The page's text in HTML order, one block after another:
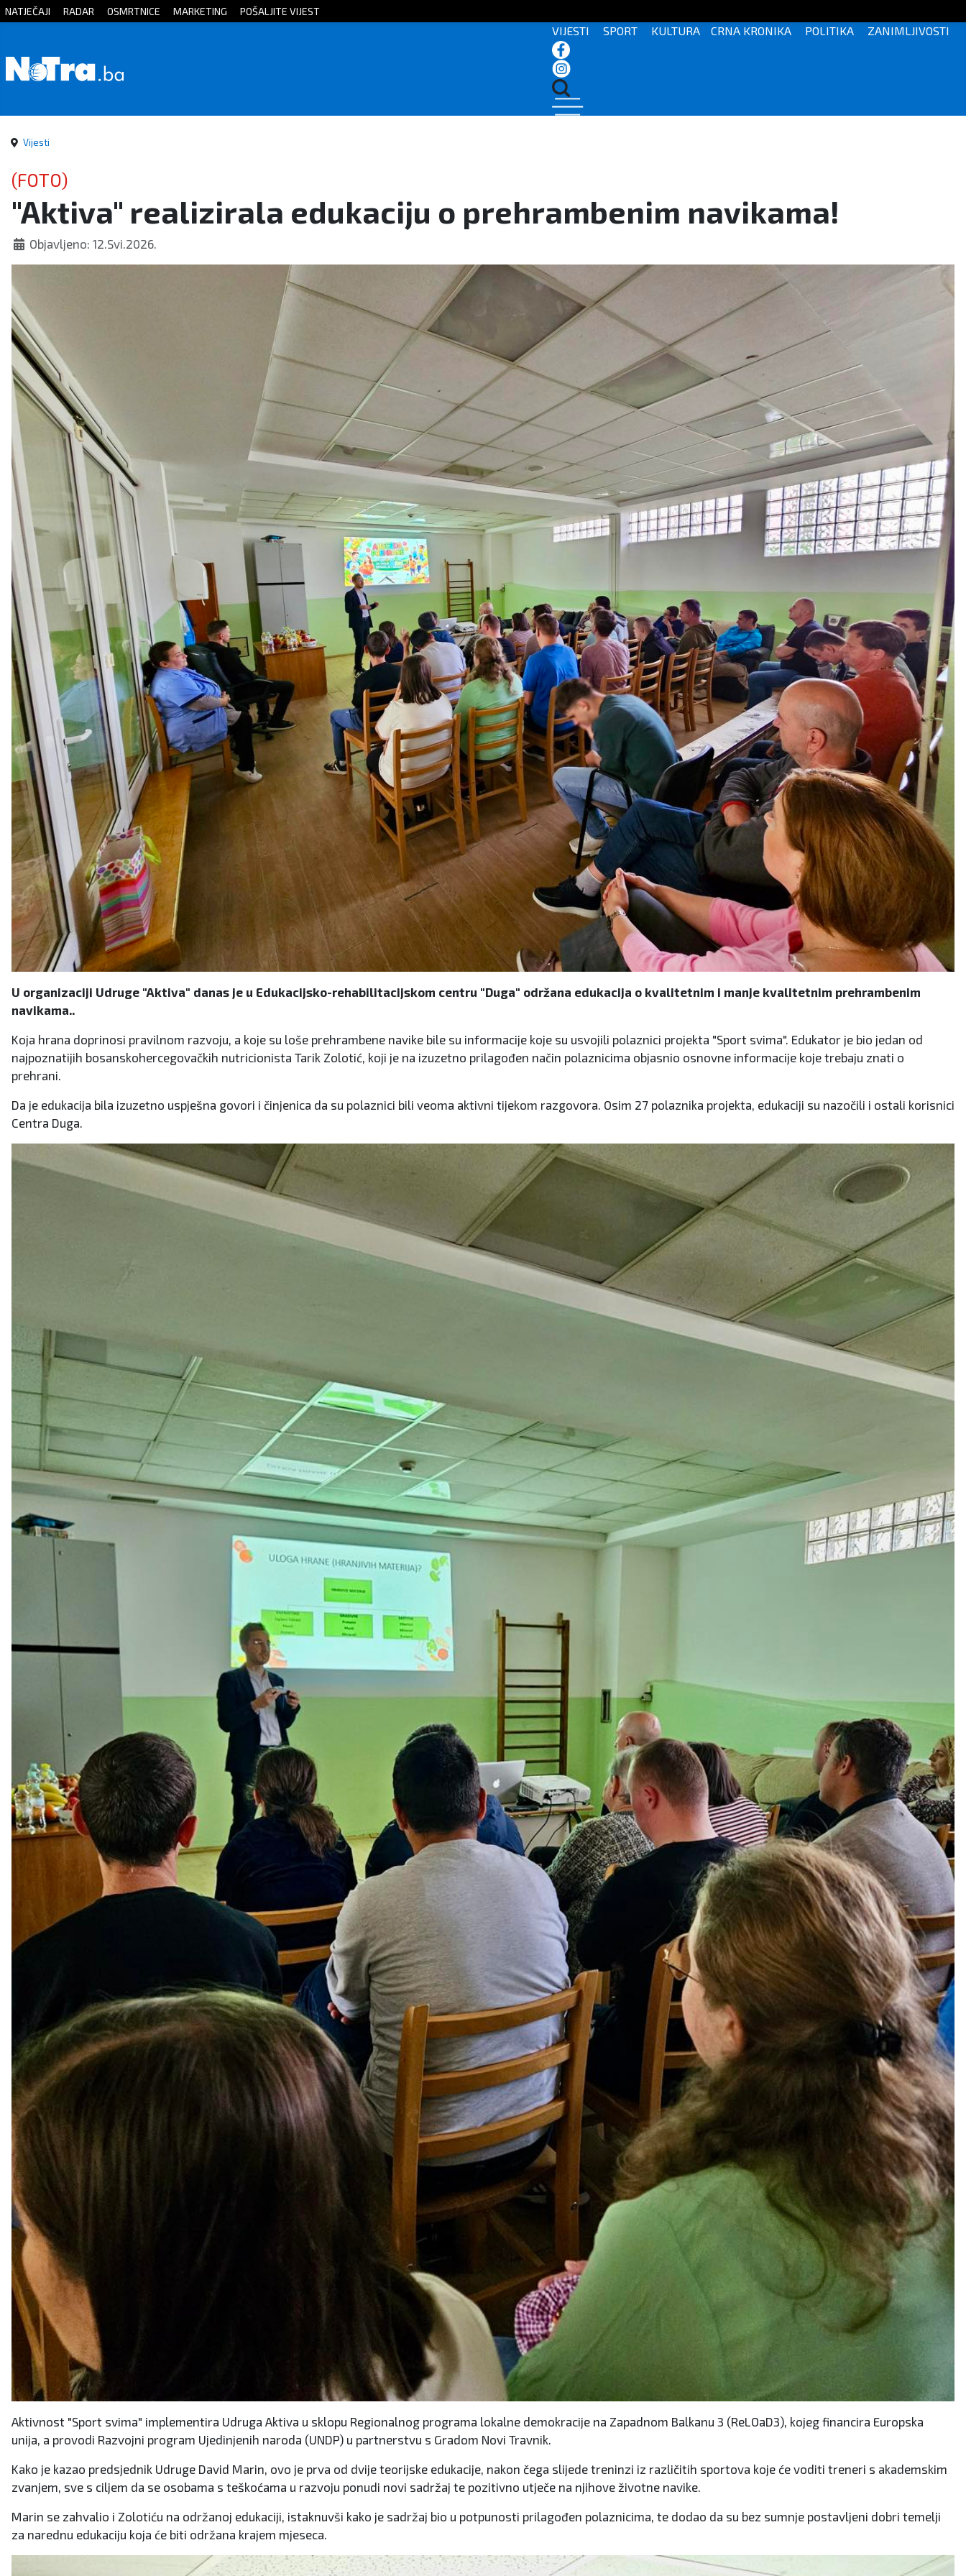
Početna
Sport
Kultura
Crna
kronika
Zanimljivosti
NATJEČAJI RADAR OSMRTNICE MARKETING POŠALJITE VIJEST
VIJESTI SPORT KULTURA CRNA KRONIKA POLITIKA ZANIMLJIVOSTI
Vijesti
(FOTO)
"Aktiva" realizirala edukaciju o prehrambenim navikama!
Objavljeno: 12.Svi.2026.
U organizaciji Udruge "Aktiva" danas je u Edukacijsko-rehabilitacijskom centru "Duga" održana edukacija o kvalitetnim i manje kvalitetnim prehrambenim
navikama..
Koja hrana doprinosi pravilnom razvoju, a koje su loše prehrambene navike bile su informacije koje su usvojili polaznici projekta "Sport svima". Edukator je bio jedan od
najpoznatijih bosanskohercegovačkih nutricionista Tarik Zolotić, koji je na izuzetno prilagođen način polaznicima objasnio osnovne informacije koje trebaju znati o
prehrani.
Da je edukacija bila izuzetno uspješna govori i činjenica da su polaznici bili veoma aktivni tijekom razgovora. Osim 27 polaznika projekta, edukaciji su nazočili i ostali korisnici
Centra Duga.
Aktivnost "Sport svima" implementira Udruga Aktiva u sklopu Regionalnog programa lokalne demokracije na Zapadnom Balkanu 3 (ReLOaD3), kojeg financira Europska
unija, a provodi Razvojni program Ujedinjenih naroda (UNDP) u partnerstvu s Gradom Novi Travnik.
Kako je kazao predsjednik Udruge David Marin, ovo je prva od dvije teorijske edukacije, nakon čega slijede treninzi iz različitih sportova koje će voditi treneri s akademskim
zvanjem, sve s ciljem da se osobama s teškoćama u razvoju ponudi novi sadržaj te pozitivno utječe na njihove životne navike.
Marin se zahvalio i Zolotiću na održanoj edukaciji, istaknuvši kako je sadržaj bio u potpunosti prilagođen polaznicima, te dodao da su bez sumnje postavljeni dobri temelji
za narednu edukaciju koja će biti održana krajem mjeseca.